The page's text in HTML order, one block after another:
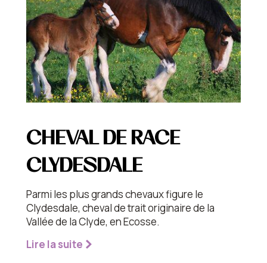
CHEVAL DE RACE
CLYDESDALE
Parmi les plus grands chevaux figure le
Clydesdale, cheval de trait originaire de la
Vallée de la Clyde, en Ecosse.
Lire la suite